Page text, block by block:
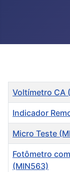
Título
Voltímetro CA
Indicador
Micro Teste
Fotômetro
(MIN563)